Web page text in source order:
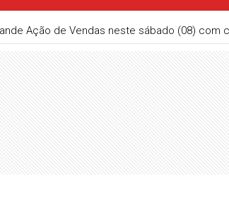
Ação de Vendas neste sábado (08)